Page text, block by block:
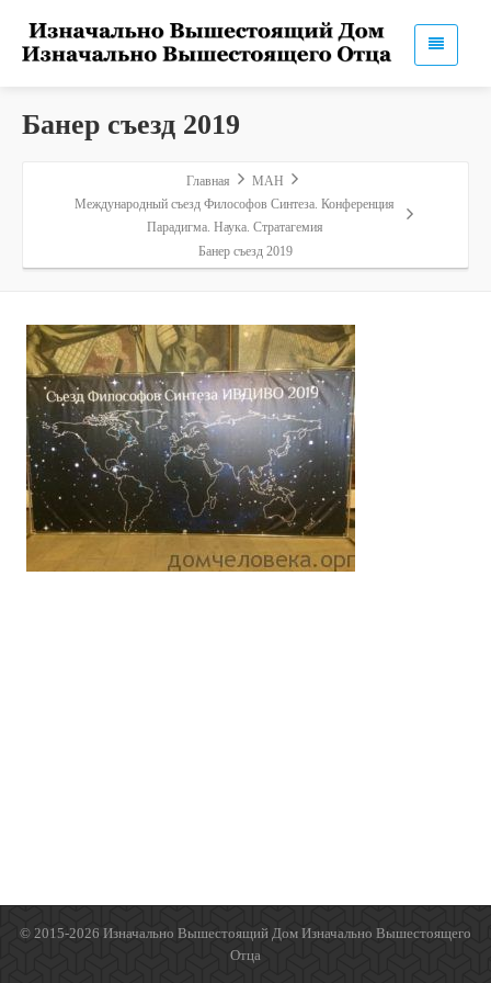
Банер съезд 2019
Главная
МАН
Международный съезд Философов Синтеза. Конференция
Парадигма. Наука. Стратагемия
Банер съезд 2019
© 2015-2026 Изначально Вышестоящий Дом Изначально Вышестоящего
Отца